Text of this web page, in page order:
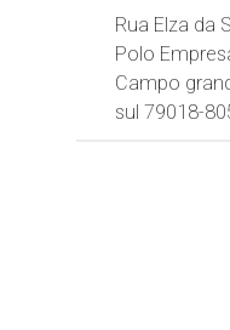
Rua Elza da
Polo
Campo
sul 79018-